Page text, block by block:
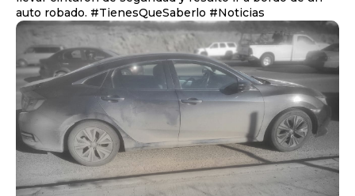
auto robado. #TienesQueSaberlo #Noticias